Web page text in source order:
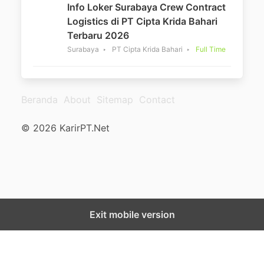
Info Loker Surabaya Crew Contract
Logistics di PT Cipta Krida Bahari
Terbaru 2026
Surabaya PT Cipta Krida Bahari Full Time
Beranda About Sitemap Contact
© 2026 KarirPT.Net
Exit mobile version